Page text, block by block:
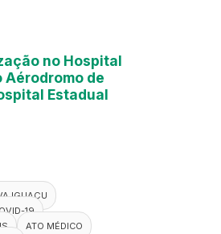
no Hospital
Aérodromo de
Estadual
IGUAÇU
19
ATO MÉDICO